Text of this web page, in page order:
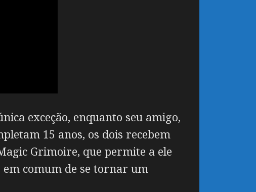
exceção, enquanto seu amigo,
15 anos, os dois recebem
Grimoire, que permite a ele
comum de se tornar um